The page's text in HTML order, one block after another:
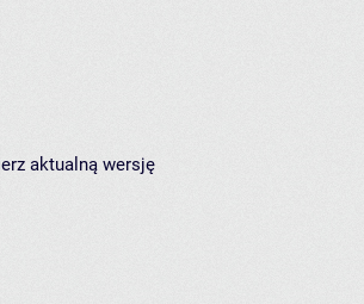
aktualną wersję